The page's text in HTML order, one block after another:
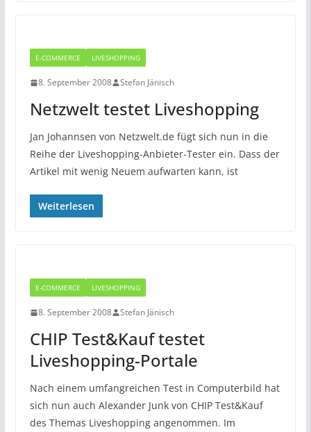
E-COMMERCE LIVESHOPPING
8. September 2008 Stefan Jänisch
Netzwelt testet Liveshopping
Jan Johannsen von Netzwelt.de fügt sich nun in die
Reihe der Liveshopping-Anbieter-Tester ein. Dass der
Artikel mit wenig Neuem aufwarten kann, ist
Weiterlesen
E-COMMERCE LIVESHOPPING
8. September 2008 Stefan Jänisch
CHIP Test&Kauf testet
Liveshopping-Portale
Nach einem umfangreichen Test in Computerbild hat
sich nun auch Alexander Junk von CHIP Test&Kauf
des Themas Liveshopping angenommen. Im